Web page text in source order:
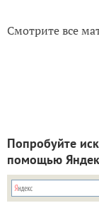
Смотрите все
Попробуйте
помощью